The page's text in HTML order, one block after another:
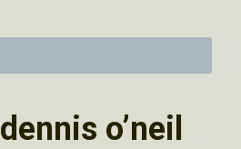
dennis o’neil